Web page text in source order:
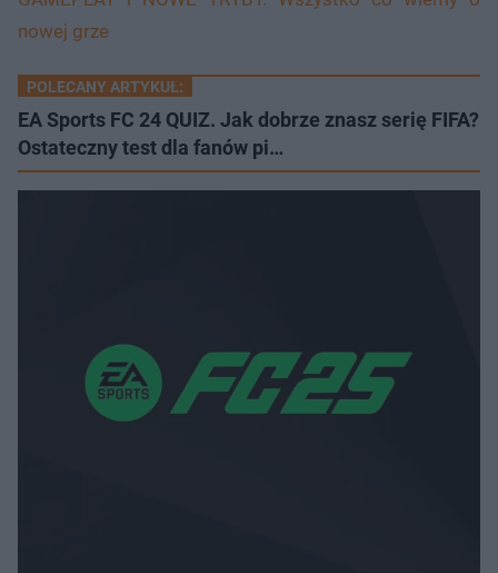
nowej grze
POLECANY ARTYKUŁ:
EA Sports FC 24 QUIZ. Jak dobrze znasz serię FIFA?
Ostateczny test dla fanów pi…